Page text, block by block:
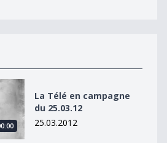
du 25.03.12
La Télé en campagne
du 25.03.12
25.03.2012